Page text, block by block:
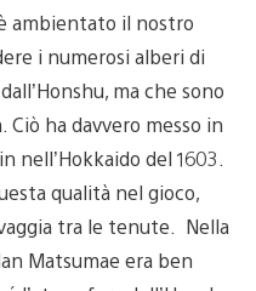
ambientato il nostro
i numerosi alberi di
ma che sono
Ciò ha davvero messo in
nell’Hokkaido del 1603.
qualità nel gioco,
tra le tenute. Nella
Matsumae era ben